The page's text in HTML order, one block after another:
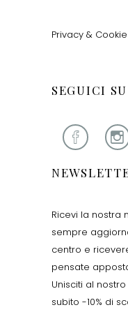
Privacy &
SEGUICI SU
Ricevi la nostra
sempre
centro e
pensate
Unisciti al
subito -10% di